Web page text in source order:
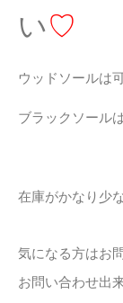
い♡
ウッドソールは
ブラックソール
在庫がかなり少
気になる方はお
お問い合わせ出